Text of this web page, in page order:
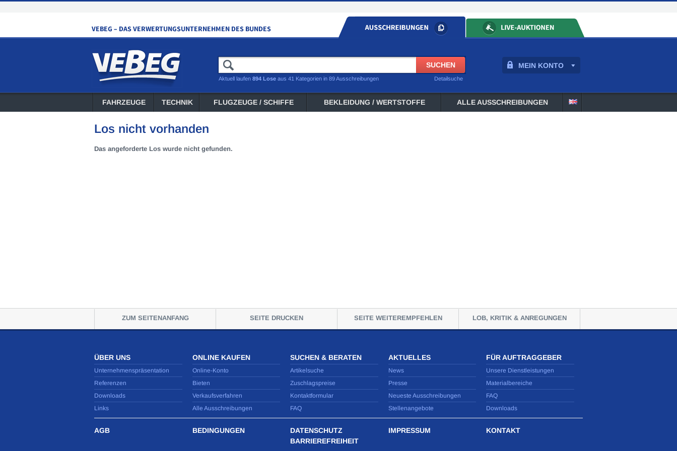
MEIN KONTO
Detailsuche
Aktuell laufen 894 Lose aus 41 Kategorien in 89 Ausschreibungen
FAHRZEUGE TECHNIK FLUGZEUGE / SCHIFFE BEKLEIDUNG / WERTSTOFFE ALLE AUSSCHREIBUNGEN
Los nicht vorhanden
Das angeforderte Los wurde nicht gefunden.
ZUM SEITENANFANG SEITE DRUCKEN SEITE WEITEREMPFEHLEN LOB, KRITIK & ANREGUNGEN
ÜBER UNS
Unternehmenspräsentation
Referenzen
Downloads
Links
ONLINE KAUFEN
Online-Konto
Bieten
Verkaufsverfahren
Alle Ausschreibungen
SUCHEN & BERATEN
Artikelsuche
Zuschlagspreise
Kontaktformular
FAQ
AKTUELLES
News
Presse
Neueste Ausschreibungen
Stellenangebote
FÜR AUFTRAGGEBER
Unsere Dienstleistungen
Materialbereiche
FAQ
Downloads
AGB BEDINGUNGEN
DATENSCHUTZ
BARRIEREFREIHEIT
IMPRESSUM KONTAKT